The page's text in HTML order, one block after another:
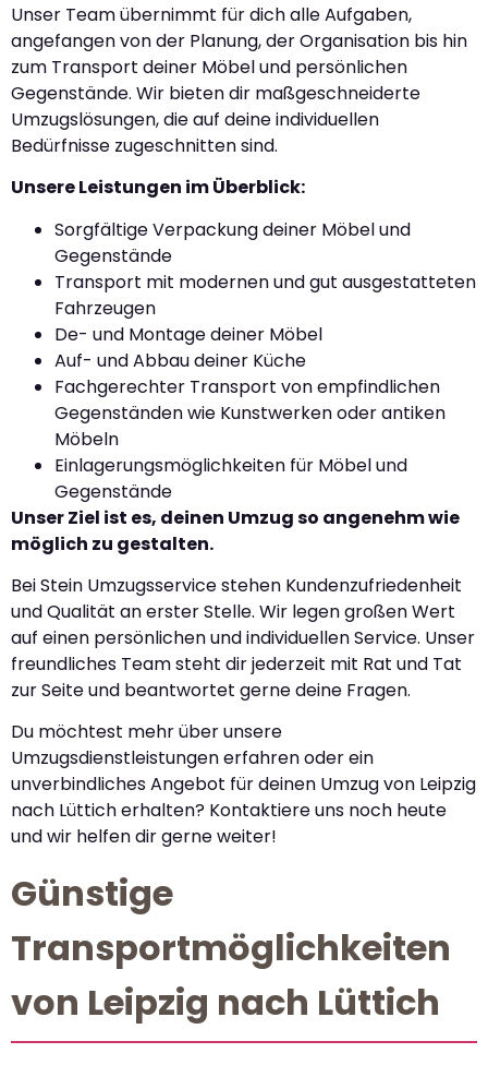
Unser Team übernimmt für dich alle Aufgaben,
angefangen von der Planung, der Organisation bis hin
zum Transport deiner Möbel und persönlichen
Gegenstände. Wir bieten dir maßgeschneiderte
Umzugslösungen, die auf deine individuellen
Bedürfnisse zugeschnitten sind.
Unsere Leistungen im Überblick:
Sorgfältige Verpackung deiner Möbel und
Gegenstände
Transport mit modernen und gut ausgestatteten
Fahrzeugen
De- und Montage deiner Möbel
Auf- und Abbau deiner Küche
Fachgerechter Transport von empfindlichen
Gegenständen wie Kunstwerken oder antiken
Möbeln
Einlagerungsmöglichkeiten für Möbel und
Gegenstände
Unser Ziel ist es, deinen Umzug so angenehm wie
möglich zu gestalten.
Bei Stein Umzugsservice stehen Kundenzufriedenheit
und Qualität an erster Stelle. Wir legen großen Wert
auf einen persönlichen und individuellen Service. Unser
freundliches Team steht dir jederzeit mit Rat und Tat
zur Seite und beantwortet gerne deine Fragen.
Du möchtest mehr über unsere
Umzugsdienstleistungen erfahren oder ein
unverbindliches Angebot für deinen Umzug von Leipzig
nach Lüttich erhalten? Kontaktiere uns noch heute
und wir helfen dir gerne weiter!
Günstige
Transportmöglichkeiten
von Leipzig nach Lüttich